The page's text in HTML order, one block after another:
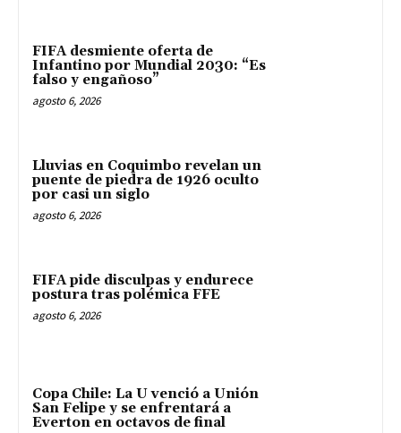
FIFA desmiente oferta de
Infantino por Mundial 2030: “Es
falso y engañoso”
agosto 6, 2026
Lluvias en Coquimbo revelan un
puente de piedra de 1926 oculto
por casi un siglo
agosto 6, 2026
FIFA pide disculpas y endurece
postura tras polémica FFE
agosto 6, 2026
Copa Chile: La U venció a Unión
San Felipe y se enfrentará a
Everton en octavos de final